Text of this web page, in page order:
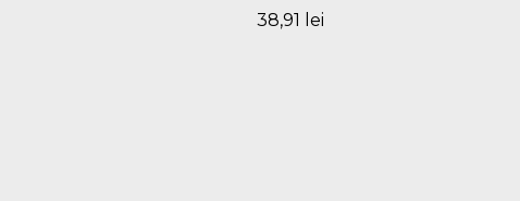
38,91 lei